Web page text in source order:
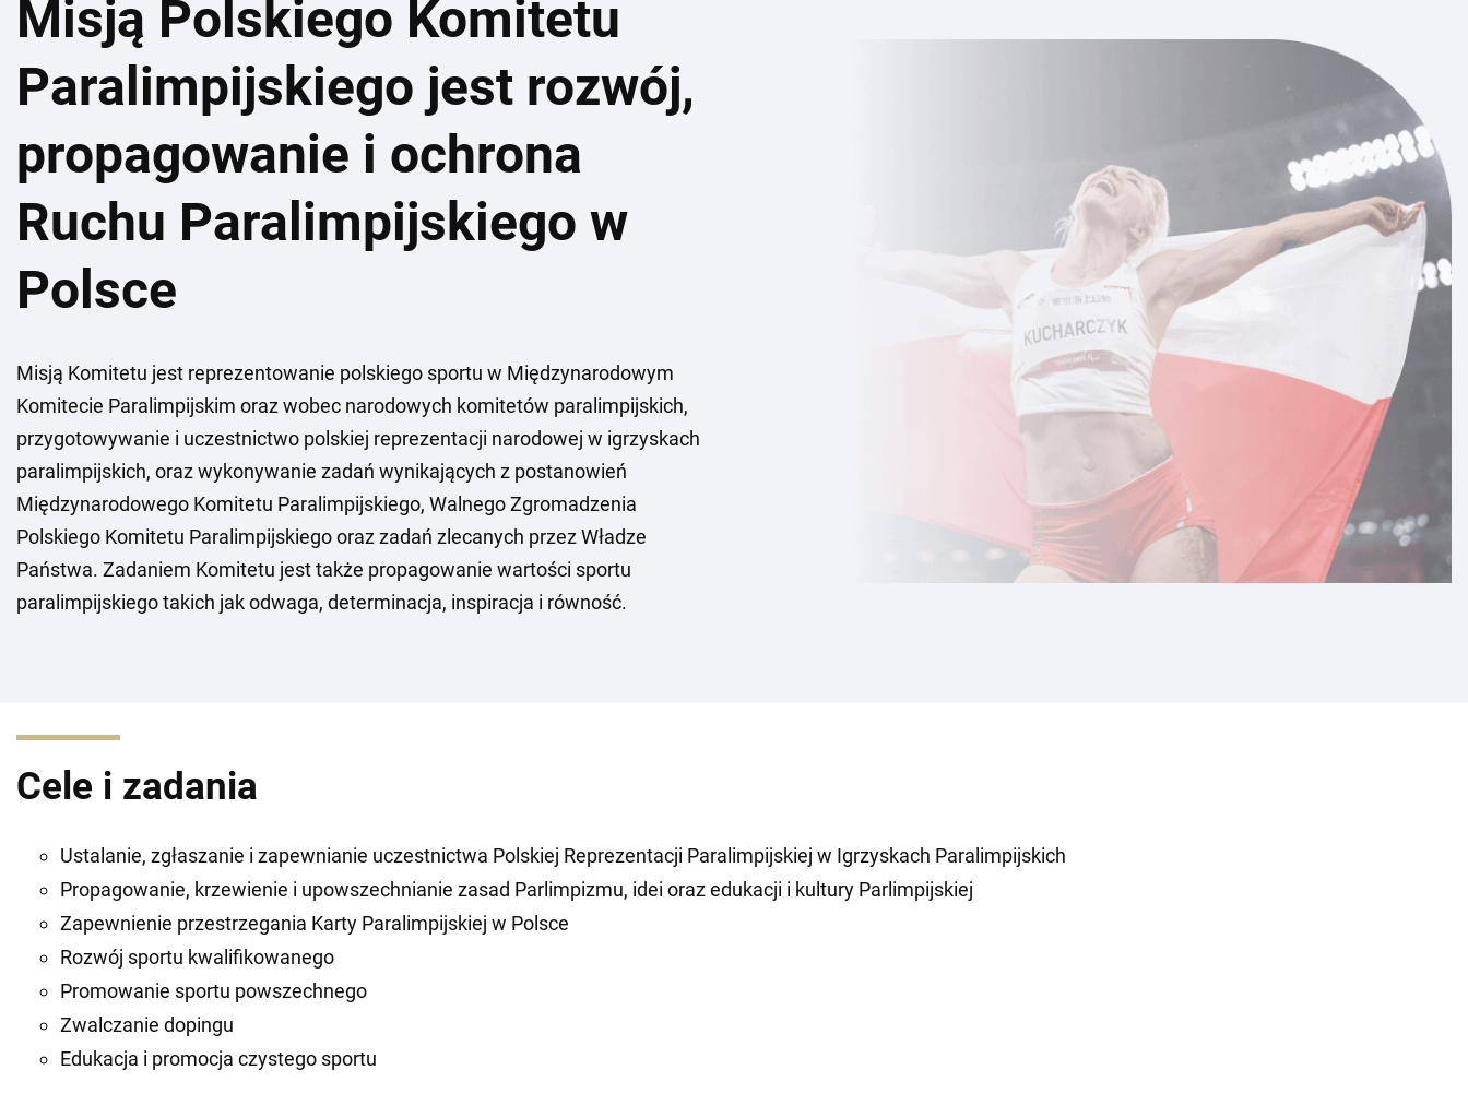
Misją Polskiego Komitetu
Paralimpijskiego jest rozwój,
propagowanie i ochrona
Ruchu Paralimpijskiego w
Polsce
Misją Komitetu jest reprezentowanie polskiego sportu w Międzynarodowym
Komitecie Paralimpijskim oraz wobec narodowych komitetów paralimpijskich,
przygotowywanie i uczestnictwo polskiej reprezentacji narodowej w igrzyskach
paralimpijskich, oraz wykonywanie zadań wynikających z postanowień
Międzynarodowego Komitetu Paralimpijskiego, Walnego Zgromadzenia
Polskiego Komitetu Paralimpijskiego oraz zadań zlecanych przez Władze
Państwa. Zadaniem Komitetu jest także propagowanie wartości sportu
paralimpijskiego takich jak odwaga, determinacja, inspiracja i równość.
Cele i zadania
Ustalanie, zgłaszanie i zapewnianie uczestnictwa Polskiej Reprezentacji Paralimpijskiej w Igrzyskach Paralimpijskich
Propagowanie, krzewienie i upowszechnianie zasad Parlimpizmu, idei oraz edukacji i kultury Parlimpijskiej
Zapewnienie przestrzegania Karty Paralimpijskiej w Polsce
Rozwój sportu kwalifikowanego
Promowanie sportu powszechnego
Zwalczanie dopingu
Edukacja i promocja czystego sportu